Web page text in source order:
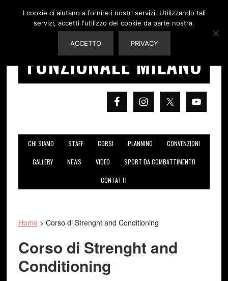
ALLENAMENTO
FUNZIONALE MILANO
CHI SIAMO STAFF CORSI PLANNING CONVENZIONI
GALLERY NEWS VIDEO SPORT DA COMBATTIMENTO
CONTATTI
Home > Corso di Strenght and Conditioning
Corso di Strenght and
Conditioning
I cookie ci aiutano a fornire i nostri servizi. Utilizzando tali
servizi, accetti l'utilizzo dei cookie da parte nostra.
ACCETTO PRIVACY